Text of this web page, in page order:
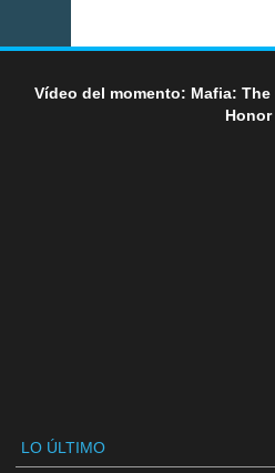
Vídeo del momento: Mafia:
Honor
LO ÚLTIMO